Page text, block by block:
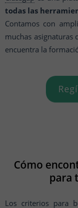
todas las
Contamos con
muchas asignaturas
encuentra la
Cómo
para
Los criterios para